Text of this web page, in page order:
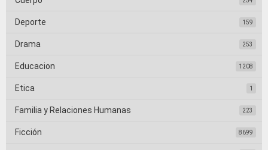
Deporte 159
Drama 253
Educacion 1208
Etica 1
Familia y Relaciones Humanas 223
Ficción 8699